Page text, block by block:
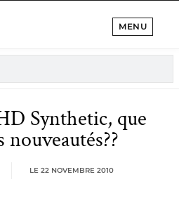
MENU
Synthetic, que
nouveautés??
LE 22 NOVEMBRE 2010